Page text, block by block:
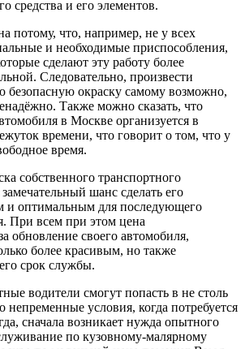
средства и его элементов.
потому, что, например, не у всех
и необходимые приспособления,
сделают эту работу более
Следовательно, произвести
безопасную окраску самому возможно,
Также можно сказать, что
в Москве организуется в
времени, что говорит о том, что у
время.
собственного транспортного
замечательный шанс сделать его
и оптимальным для последующего
При всем при этом цена
обновление своего автомобиля,
более красивым, но также
срок службы.
водители смогут попасть в не столь
непременные условия, когда потребуется
сначала возникает нужда опытного
по кузовному-малярному